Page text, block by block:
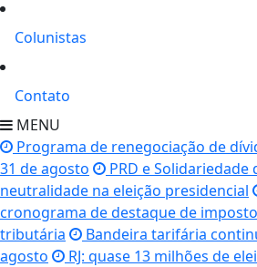
Colunistas
Contato
MENU
Programa de renegociação de
31 de agosto
PRD e Solidariedade
neutralidade na eleição presidencial
cronograma de destaque de
tributária
Bandeira tarifária
agosto
RJ: quase 13 milhões de